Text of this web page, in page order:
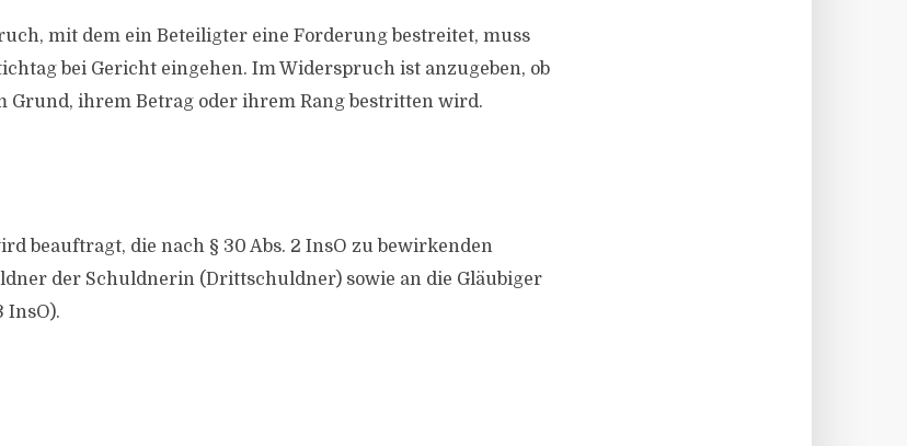
mit dem ein Beteiligter eine Forderung bestreitet, muss
bei Gericht eingehen. Im Widerspruch ist anzugeben, ob
Grund, ihrem Betrag oder ihrem Rang bestritten wird.
beauftragt, die nach § 30 Abs. 2 InsO zu bewirkenden
der Schuldnerin (Drittschuldner) sowie an die Gläubiger
InsO).